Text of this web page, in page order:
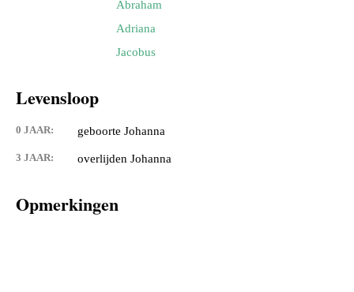
Abraham
Adriana
Jacobus
Levensloop
0 JAAR: geboorte Johanna
3 JAAR: overlijden Johanna
Opmerkingen